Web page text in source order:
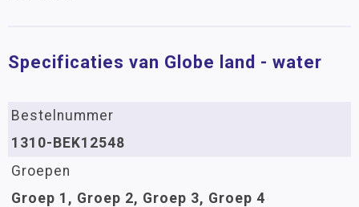
Specificaties van Globe land - water
Bestelnummer
1310-BEK12548
Groepen
Groep 1, Groep 2, Groep 3, Groep 4